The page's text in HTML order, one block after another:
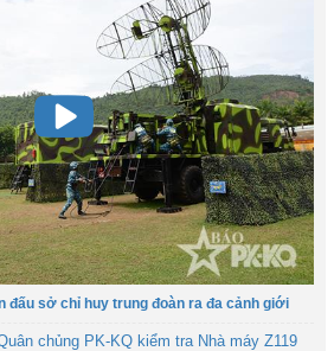
đấu sở chỉ huy trung đoàn ra đa cảnh giới
chủng PK-KQ kiểm tra Nhà máy Z119